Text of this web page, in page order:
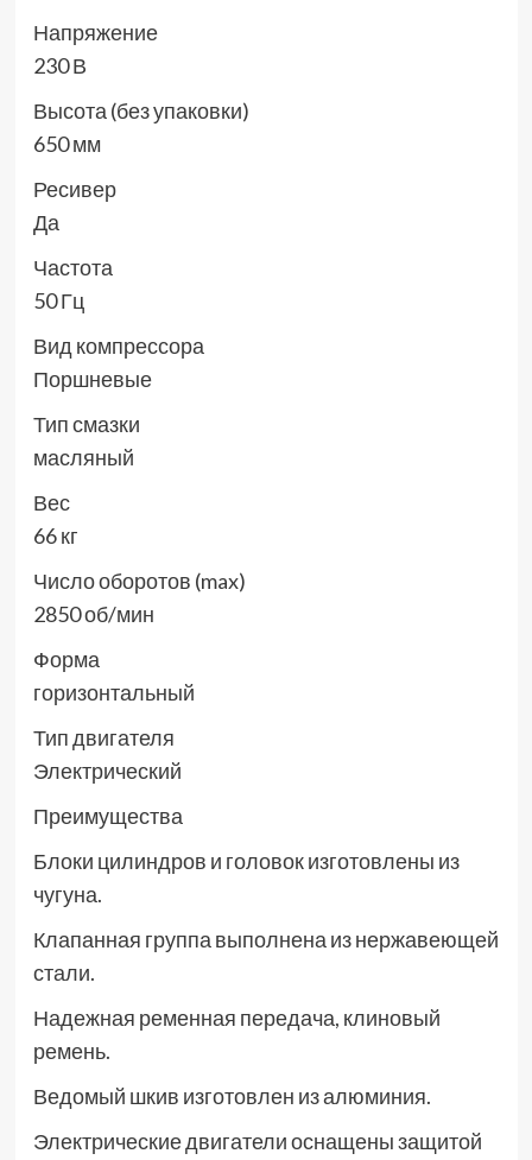
Напряжение
230 В
Высота (без упаковки)
650 мм
Ресивер
Да
Частота
50 Гц
Вид компрессора
Поршневые
Тип смазки
масляный
Вес
66 кг
Число оборотов (max)
2850 об/мин
Форма
горизонтальный
Тип двигателя
Электрический
Преимущества
Блоки цилиндров и головок изготовлены из
чугуна.
Клапанная группа выполнена из нержавеющей
стали.
Надежная ременная передача, клиновый
ремень.
Ведомый шкив изготовлен из алюминия.
Электрические двигатели оснащены защитой